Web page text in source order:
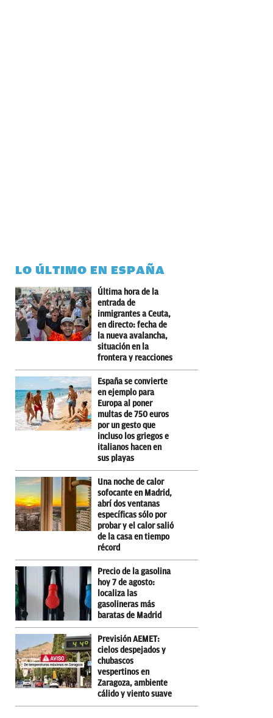
LO ÚLTIMO EN ESPAÑA
Última hora de la
entrada de
inmigrantes a Ceuta,
en directo: fecha de
la nueva avalancha,
situación en la
frontera y reacciones
España se convierte
en ejemplo para
Europa al poner
multas de 750 euros
por un gesto que
incluso los griegos e
italianos hacen en
sus playas
Una noche de calor
sofocante en Madrid,
abrí dos ventanas
específicas sólo por
probar y el calor salió
de la casa en tiempo
récord
Precio de la gasolina
hoy 7 de agosto:
localiza las
gasolineras más
baratas de Madrid
Previsión AEMET:
cielos despejados y
chubascos
vespertinos en
Zaragoza, ambiente
cálido y viento suave